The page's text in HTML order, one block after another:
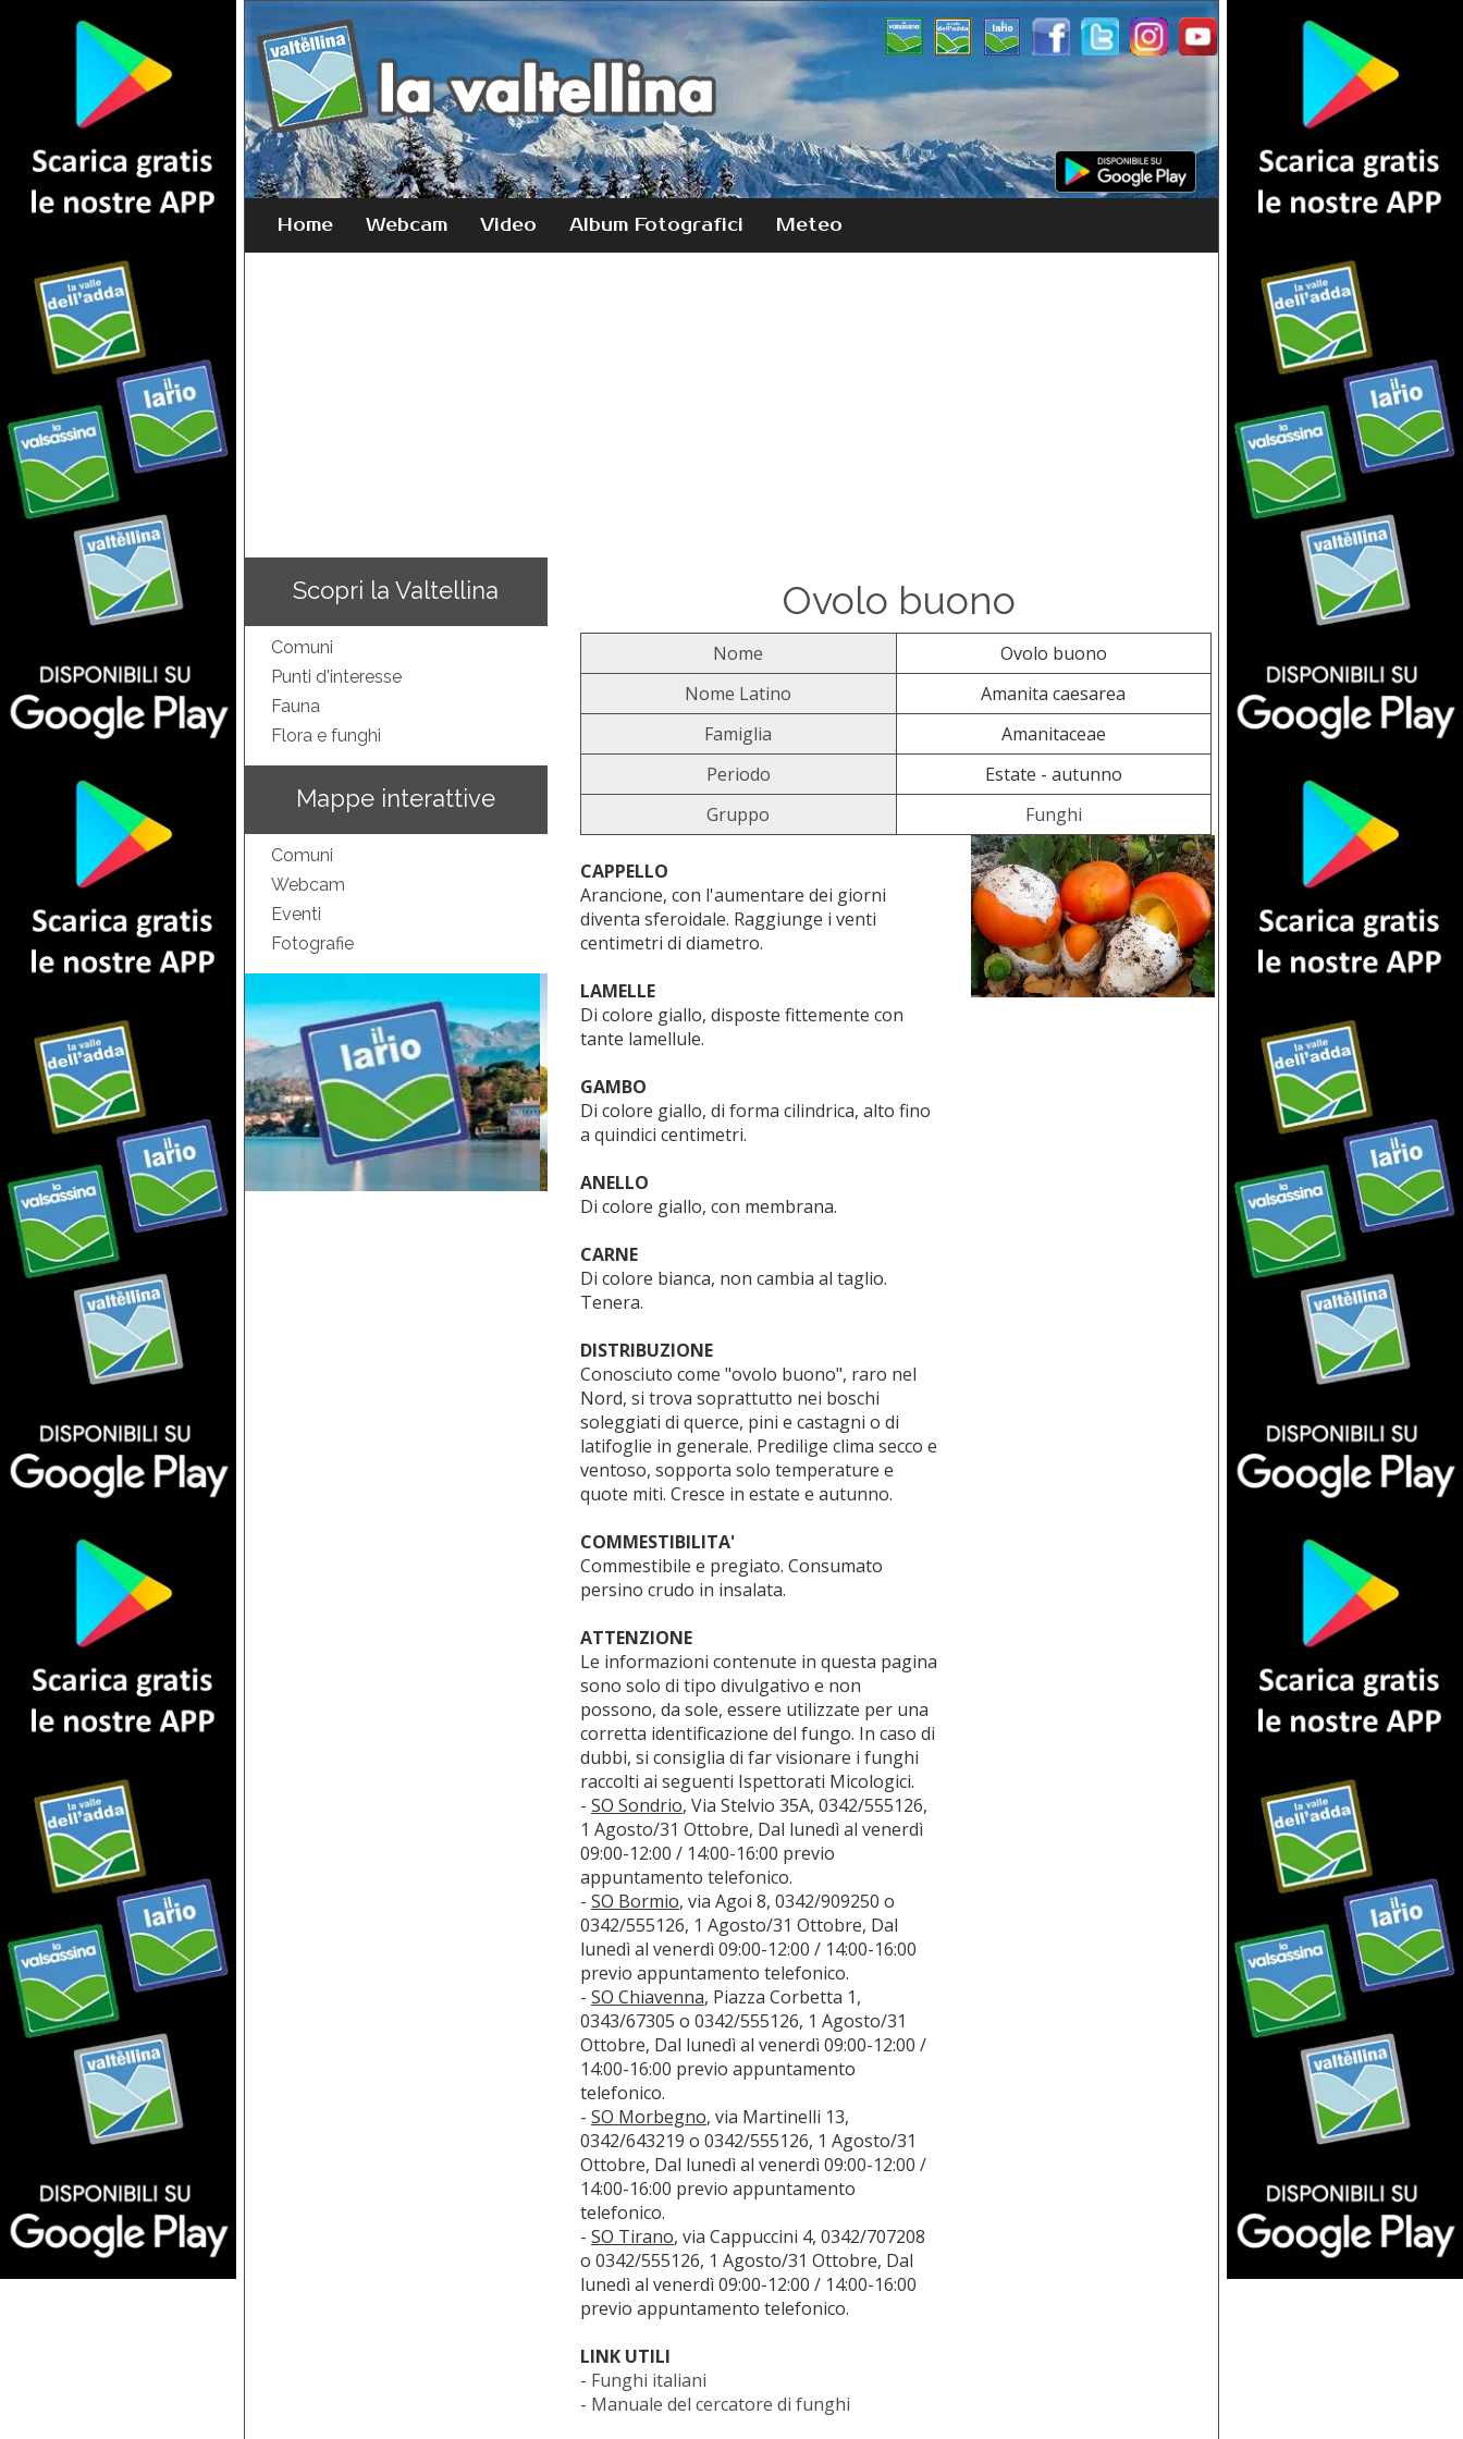
Home Webcam Video Album Fotografici Meteo
Scopri la Valtellina
Comuni
Punti d'interesse
Fauna
Flora e funghi
Mappe interattive
Comuni
Webcam
Eventi
Fotografie
Ovolo buono
Nome
Ovolo buono
Nome Latino
Amanita caesarea
Famiglia
Amanitaceae
Periodo
Estate - autunno
Gruppo
Funghi
CAPPELLO
Arancione, con l'aumentare dei giorni
diventa sferoidale. Raggiunge i venti
centimetri di diametro.
LAMELLE
Di colore giallo, disposte fittemente con
tante lamellule.
GAMBO
Di colore giallo, di forma cilindrica, alto fino
a quindici centimetri.
ANELLO
Di colore giallo, con membrana.
CARNE
Di colore bianca, non cambia al taglio.
Tenera.
DISTRIBUZIONE
Conosciuto come "ovolo buono", raro nel
Nord, si trova soprattutto nei boschi
soleggiati di querce, pini e castagni o di
latifoglie in generale. Predilige clima secco e
ventoso, sopporta solo temperature e
quote miti. Cresce in estate e autunno.
COMMESTIBILITA'
Commestibile e pregiato. Consumato
persino crudo in insalata.
ATTENZIONE
Le informazioni contenute in questa pagina
sono solo di tipo divulgativo e non
possono, da sole, essere utilizzate per una
corretta identificazione del fungo. In caso di
dubbi, si consiglia di far visionare i funghi
raccolti ai seguenti Ispettorati Micologici.
- SO Sondrio, Via Stelvio 35A, 0342/555126,
1 Agosto/31 Ottobre, Dal lunedì al venerdì
09:00-12:00 / 14:00-16:00 previo
appuntamento telefonico.
- SO Bormio, via Agoi 8, 0342/909250 o
0342/555126, 1 Agosto/31 Ottobre, Dal
lunedì al venerdì 09:00-12:00 / 14:00-16:00
previo appuntamento telefonico.
- SO Chiavenna, Piazza Corbetta 1,
0343/67305 o 0342/555126, 1 Agosto/31
Ottobre, Dal lunedì al venerdì 09:00-12:00 /
14:00-16:00 previo appuntamento
telefonico.
- SO Morbegno, via Martinelli 13,
0342/643219 o 0342/555126, 1 Agosto/31
Ottobre, Dal lunedì al venerdì 09:00-12:00 /
14:00-16:00 previo appuntamento
telefonico.
- SO Tirano, via Cappuccini 4, 0342/707208
o 0342/555126, 1 Agosto/31 Ottobre, Dal
lunedì al venerdì 09:00-12:00 / 14:00-16:00
previo appuntamento telefonico.
LINK UTILI
- Funghi italiani
- Manuale del cercatore di funghi